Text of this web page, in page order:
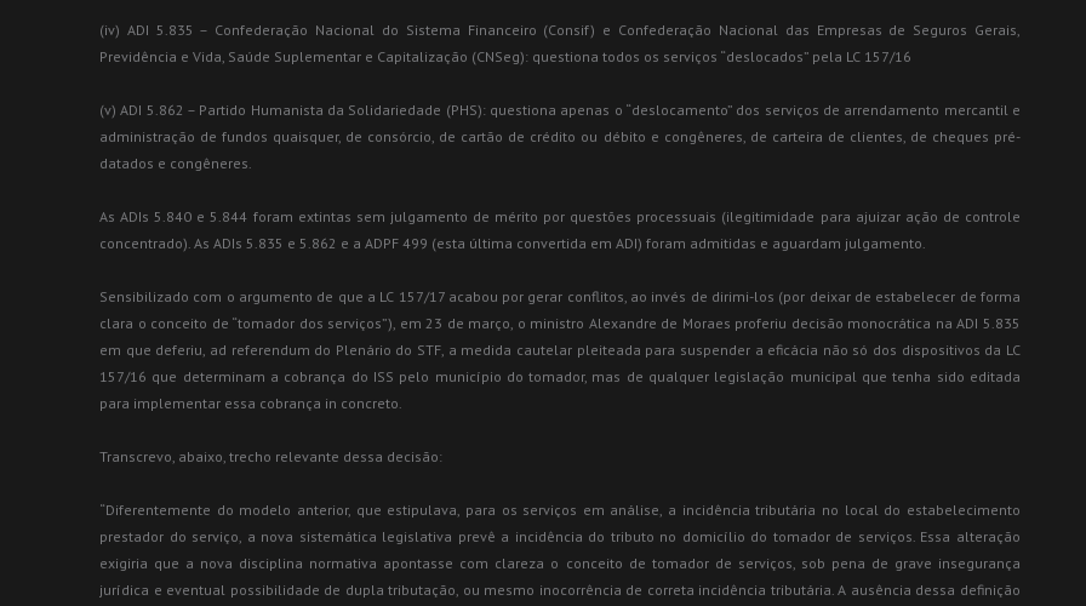
(iv) ADI 5.835 – Confederação Nacional do Sistema Financeiro (Consif) e Confederação Nacional das Empresas de Seguros Gerais,
Previdência e Vida, Saúde Suplementar e Capitalização (CNSeg): questiona todos os serviços “deslocados” pela LC 157/16
(v) ADI 5.862 – Partido Humanista da Solidariedade (PHS): questiona apenas o “deslocamento” dos serviços de arrendamento mercantil e
administração de fundos quaisquer, de consórcio, de cartão de crédito ou débito e congêneres, de carteira de clientes, de cheques pré-
datados e congêneres.
As ADIs 5.840 e 5.844 foram extintas sem julgamento de mérito por questões processuais (ilegitimidade para ajuizar ação de controle
concentrado). As ADIs 5.835 e 5.862 e a ADPF 499 (esta última convertida em ADI) foram admitidas e aguardam julgamento.
Sensibilizado com o argumento de que a LC 157/17 acabou por gerar conflitos, ao invés de dirimi-los (por deixar de estabelecer de forma
clara o conceito de “tomador dos serviços”), em 23 de março, o ministro Alexandre de Moraes proferiu decisão monocrática na ADI 5.835
em que deferiu, ad referendum do Plenário do STF, a medida cautelar pleiteada para suspender a eficácia não só dos dispositivos da LC
157/16 que determinam a cobrança do ISS pelo município do tomador, mas de qualquer legislação municipal que tenha sido editada
para implementar essa cobrança in concreto.
Transcrevo, abaixo, trecho relevante dessa decisão:
“Diferentemente do modelo anterior, que estipulava, para os serviços em análise, a incidência tributária no local do estabelecimento
prestador do serviço, a nova sistemática legislativa prevê a incidência do tributo no domicílio do tomador de serviços. Essa alteração
exigiria que a nova disciplina normativa apontasse com clareza o conceito de tomador de serviços, sob pena de grave insegurança
jurídica e eventual possibilidade de dupla tributação, ou mesmo inocorrência de correta incidência tributária. A ausência dessa definição